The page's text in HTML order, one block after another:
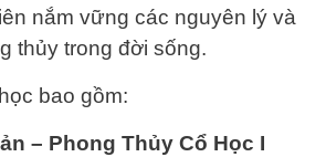
nắm vững các nguyên lý và
thủy trong đời sống.
bao gồm:
– Phong Thủy Cổ Học I